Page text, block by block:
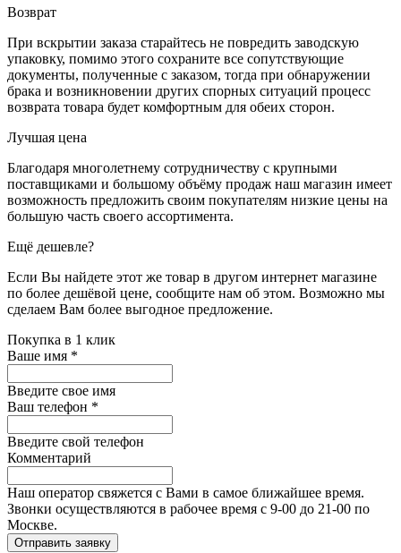
Возврат
При вскрытии заказа старайтесь не повредить заводскую
упаковку, помимо этого сохраните все сопутствующие
документы, полученные с заказом, тогда при обнаружении
брака и возникновении других спорных ситуаций процесс
возврата товара будет комфортным для обеих сторон.
Лучшая цена
Благодаря многолетнему сотрудничеству с крупными
поставщиками и большому объёму продаж наш магазин имеет
возможность предложить своим покупателям низкие цены на
большую часть своего ассортимента.
Ещё дешевле?
Если Вы найдете этот же товар в другом интернет магазине
по более дешёвой цене, сообщите нам об этом. Возможно мы
сделаем Вам более выгодное предложение.
Покупка в 1 клик
Ваше имя *
Введите свое имя
Ваш телефон *
Введите свой телефон
Комментарий
Наш оператор свяжется с Вами в самое ближайшее время.
Звонки осуществляются в рабочее время с 9-00 до 21-00 по
Москве.
Отправить заявку